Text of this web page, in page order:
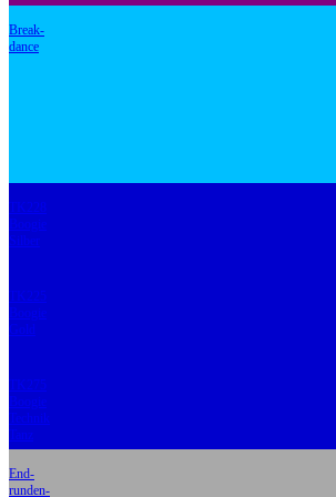
Break-
dance
TK228
Boogie
Silber
TK225
Boogie
Gold
TK275
Boogie
Technik
Tanz
End-
runden-